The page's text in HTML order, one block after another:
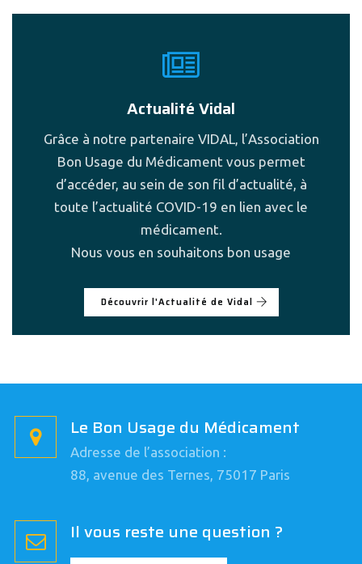
Actualité Vidal
Grâce à notre partenaire VIDAL, l’Association
Bon Usage du Médicament vous permet
d’accéder, au sein de son fil d’actualité, à
toute l’actualité COVID-19 en lien avec le
médicament.
Nous vous en souhaitons bon usage
Découvrir l'Actualité de Vidal
Le Bon Usage du Médicament
Adresse de l’association :
88, avenue des Ternes, 75017 Paris
Il vous reste une question ?